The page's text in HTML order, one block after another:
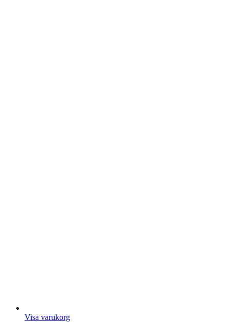
Visa varukorg